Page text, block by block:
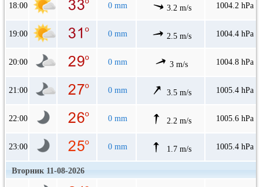
18:00 0 mm 3.2 m/s 1004.2 hPa
19:00 0 mm 2.5 m/s 1004.4 hPa
20:00 0 mm 3 m/s 1004.8 hPa
21:00 0 mm 3.5 m/s 1005.4 hPa
22:00 0 mm 2.2 m/s 1005.6 hPa
23:00 0 mm 1.7 m/s 1005.4 hPa
Вторник 11-08-2026